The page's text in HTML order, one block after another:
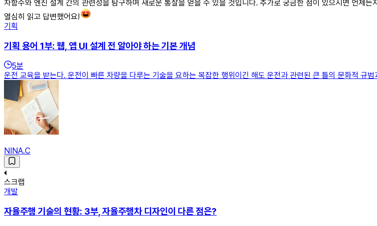
차함수와 엔진 설계 간의 관련성을 탐구하며 새로운 통찰을 얻을 수 있을 것입니다. 추가로 궁금한 점이 있으시면 언제든
열심히 읽고 답변했어요!
기획
기획 용어 1부: 웹, 앱 UI 설계 전 알아야 하는 기본 개념
5분
운전 교육을 받는다. 운전이 빠른 차량을 다루는 기술을 요하는 복잡한 행위이긴 해도 운전과 관련된 큰 틀의 문화적 규
NINA.C
스크랩
개발
자율주행 기술의 현황: 3부, 자율주행차 디자인이 다른 점은?